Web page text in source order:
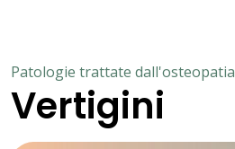
Patologie trattate dall'osteopatia
Vertigini